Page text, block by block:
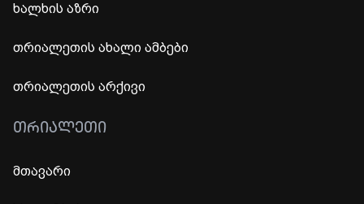
ხალხის აზრი
თრიალეთის ახალი ამბები
თრიალეთის არქივი
ᲗᲠᲘᲐᲚᲔᲗᲘ
მთავარი